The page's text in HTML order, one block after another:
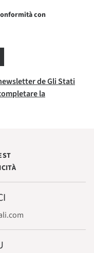
con
de Gli Stati
la